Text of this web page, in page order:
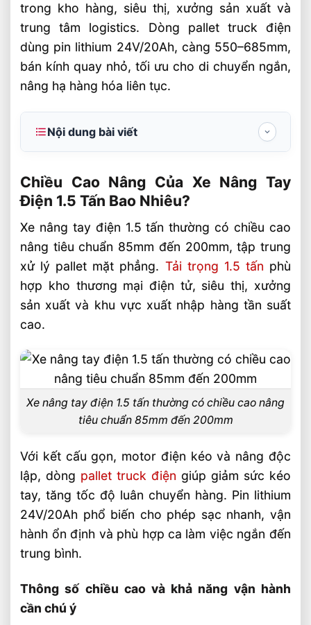
trong kho hàng, siêu thị, xưởng sản xuất và
trung tâm logistics. Dòng pallet truck điện
dùng pin lithium 24V/20Ah, càng 550–685mm,
bán kính quay nhỏ, tối ưu cho di chuyển ngắn,
nâng hạ hàng hóa liên tục.
Nội dung bài viết
Tấn Bao Nhiêu?
Thông số chiều cao và khả năng vận
hành cần chú ý
Ứng dụng thực tế theo từng nhóm khách
hàng
Cách chọn xe nâng tay điện 1.5 tấn theo
nhu cầu kho hàng
Câu hỏi thường gặp về chiều cao nâng
phổ biến của xe nâng tay điện 1.5 tấn FAQ
Xe nâng tay điện 1.5 tấn có nâng cao
được không?
vì xe nâng tay cơ?
Pin lithium 24V/20Ah có đủ cho vận
hành kho không?
Video: Chiều Cao Nâng Phổ Biến Của Xe
Nâng Tay Điện 1.5 Tấn
Liên hệ mua sản phẩm
Chiều Cao Nâng Của Xe Nâng Tay
Điện 1.5 Tấn Bao Nhiêu?
Xe nâng tay điện 1.5 tấn thường có chiều cao
nâng tiêu chuẩn 85mm đến 200mm, tập trung
xử lý pallet mặt phẳng. Tải trọng 1.5 tấn phù
hợp kho thương mại điện tử, siêu thị, xưởng
sản xuất và khu vực xuất nhập hàng tần suất
cao.
Xe nâng tay điện 1.5 tấn thường có chiều cao nâng
tiêu chuẩn 85mm đến 200mm
Với kết cấu gọn, motor điện kéo và nâng độc
lập, dòng pallet truck điện giúp giảm sức kéo
tay, tăng tốc độ luân chuyển hàng. Pin lithium
24V/20Ah phổ biến cho phép sạc nhanh, vận
hành ổn định và phù hợp ca làm việc ngắn đến
trung bình.
Thông số chiều cao và khả năng vận hành
cần chú ý